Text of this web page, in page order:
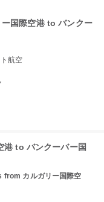
国際空港 to バンクー
航空
to バンクーバー国
カルガリー国際空